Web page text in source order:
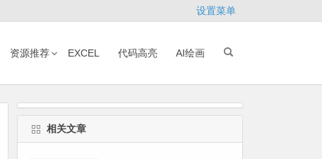
设置菜单
资源推荐 EXCEL 代码高亮 AI绘画
相关文章